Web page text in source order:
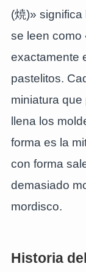
(焼)»
se leen como
exactamente
pastelitos.
miniatura
llena los
forma es la
con forma
demasiado
mordisco.
Historia